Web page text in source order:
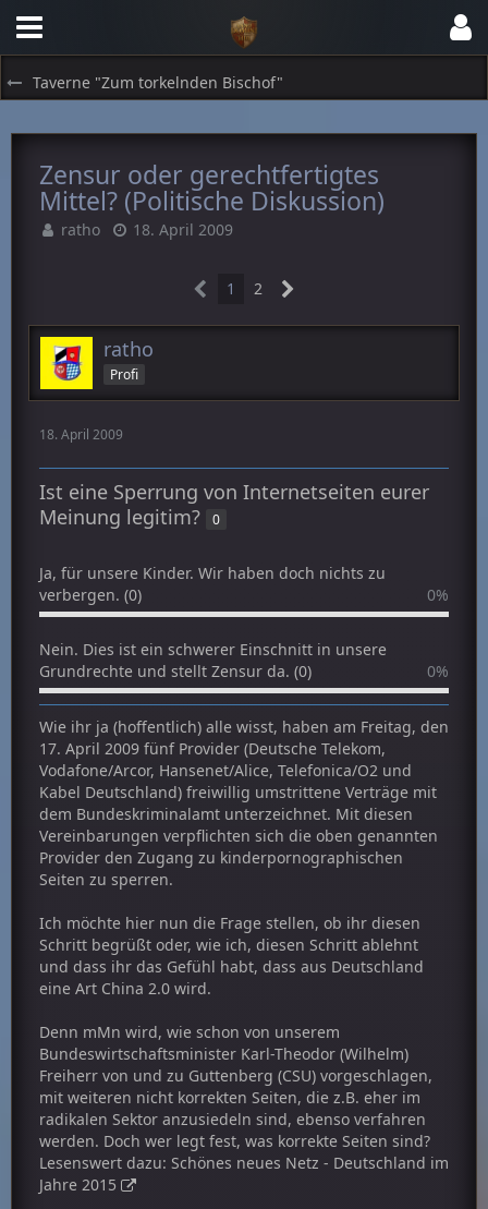
Taverne "Zum torkelnden Bischof"
Zensur oder gerechtfertigtes
Mittel? (Politische Diskussion)
ratho 18. April 2009
1 2
ratho
Profi
18. April 2009
Ist eine Sperrung von Internetseiten eurer
Meinung legitim?
0
Ja, für unsere Kinder. Wir haben doch nichts zu
verbergen. (0)
0%
Nein. Dies ist ein schwerer Einschnitt in unsere
Grundrechte und stellt Zensur da. (0)
0%
Wie ihr ja (hoffentlich) alle wisst, haben am Freitag, den
17. April 2009 fünf Provider (Deutsche Telekom,
Vodafone/Arcor, Hansenet/Alice, Telefonica/O2 und
Kabel Deutschland) freiwillig umstrittene Verträge mit
dem Bundeskriminalamt unterzeichnet. Mit diesen
Vereinbarungen verpflichten sich die oben genannten
Provider den Zugang zu kinderpornographischen
Seiten zu sperren.
Ich möchte hier nun die Frage stellen, ob ihr diesen
Schritt begrüßt oder, wie ich, diesen Schritt ablehnt
und dass ihr das Gefühl habt, dass aus Deutschland
eine Art China 2.0 wird.
Denn mMn wird, wie schon von unserem
Bundeswirtschaftsminister Karl-Theodor (Wilhelm)
Freiherr von und zu Guttenberg (CSU) vorgeschlagen,
mit weiteren nicht korrekten Seiten, die z.B. eher im
radikalen Sektor anzusiedeln sind, ebenso verfahren
werden. Doch wer legt fest, was korrekte Seiten sind?
Lesenswert dazu: Schönes neues Netz - Deutschland im
Jahre 2015